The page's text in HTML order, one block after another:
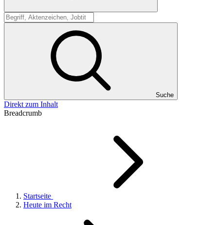
Suche
Suche
Direkt zum Inhalt
Breadcrumb
Startseite
Heute im Recht